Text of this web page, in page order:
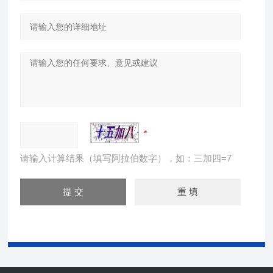
请输入计算结果（填写阿拉伯数字），如：三加四=7